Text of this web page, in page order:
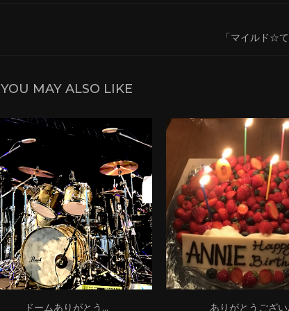
「マイルド☆
YOU MAY ALSO LIKE
ドームありがとう... ありがとうござい